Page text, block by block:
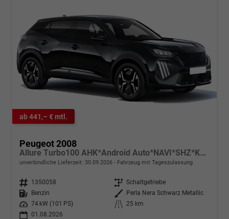
ab 441,– € mtl.
Peugeot 2008
Allure Turbo100 AHK*Android Auto*NAVI*SHZ*Keyless*ACC*360°*Totwinkel*Klimaauto
unverbindliche Lieferzeit: 30.09.2026 Fahrzeug mit Tageszulassung
Fahrzeugnr. 1350058 Getriebe Schaltgetriebe
Kraftstoff
Benzin Außenfarbe
Perla Nera Schwarz Metallic
Leistung
74 kW (101 PS) Kilometerstand
25 km
01.08.2026